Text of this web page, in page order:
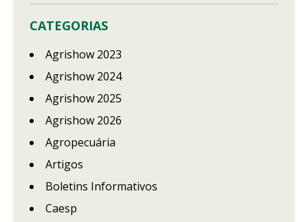
CATEGORIAS
Agrishow 2023
Agrishow 2024
Agrishow 2025
Agrishow 2026
Agropecuária
Artigos
Boletins Informativos
Caesp